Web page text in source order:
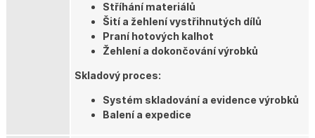
Stříhání materiálů
Šití a žehlení vystřihnutých dílů
Praní hotových kalhot
Žehlení a dokončování výrobků
Skladový proces:
Systém skladování a evidence výrobků
Balení a expedice